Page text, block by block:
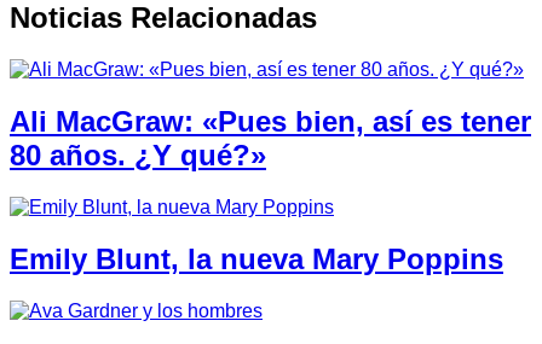
Noticias Relacionadas
Ali MacGraw: «Pues bien, así es tener
80 años. ¿Y qué?»
Emily Blunt, la nueva Mary Poppins